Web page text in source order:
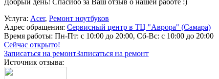
Услуга: Acer, Ремонт ноутбуков
Адрес обращения: Сервисный центр в ТЦ "Аврора" (Самара)
Время работы: Пн-Пт: с 10:00 до 20:00, Сб-Вс: с 10:00 до 20:00
Сейчас открыто!
Записаться на ремонтЗаписаться на ремонт
Источник отзыва: